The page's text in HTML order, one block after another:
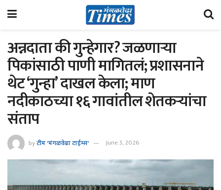
अन्नदाता की गुन्हेगार? जळणाऱ्या
पिकांसाठी पाणी मागितलं; प्रशासनाने
थेट ‘गुन्हा’ दाखल केला; ​माण
नदीकाठच्या १६ गावांतील शेतकऱ्यांचा
संताप
byटीम 'मंगळवेढा टाईम्स' June 3, 2026